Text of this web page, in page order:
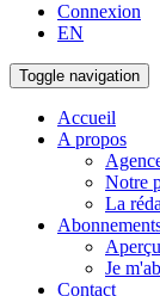
Connexion
EN
Toggle navigation
Accueil
A propos
Notre
La
Aperçu
Je
Contact